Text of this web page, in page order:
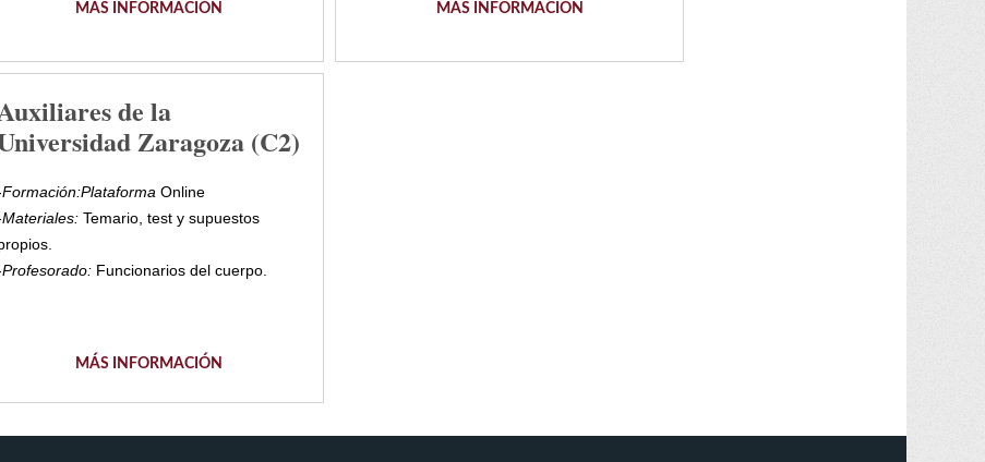
MÁS INFORMACIÓN MÁS INFORMACIÓN
de la
Zaragoza (C2)
Formación:PlataformaOnline
Materiales: Temario, test y supuestos
Profesorado: Funcionarios del cuerpo.
MÁS INFORMACIÓN